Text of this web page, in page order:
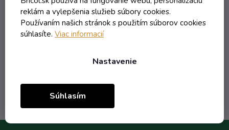
reklám a vylepšenia služieb súbory cookies.
Používaním našich stránok s použitím súborov cookies
súhlasíte. Viac informacií
Nastavenie
Súhlasím
0,75 € vrátane DPH
0,61 €